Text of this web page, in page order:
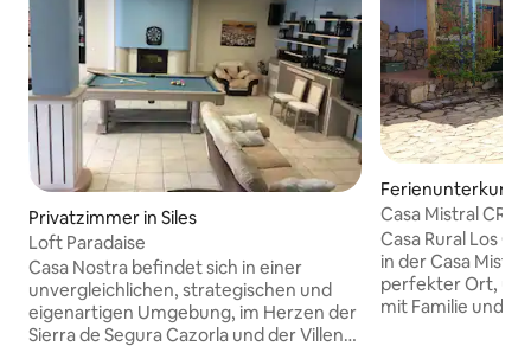
Privatzimmer in Siles
Loft Paradaise
Casa Nostra befindet sich in einer
unvergleichlichen, strategischen und
eigenartigen Umgebung, im Herzen der
Sierra de Segura Cazorla und der Villen
Ferienunterkunft
Casa Mistral CR
Casa Rural Los
in der Casa Mistral
perfekter Ort,
mit Familie und